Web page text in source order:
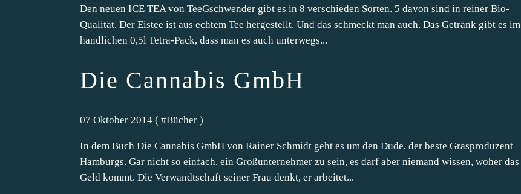
Den neuen ICE TEA von TeeGschwender gibt es in 8 verschieden Sorten. 5 davon sind in reiner Bio-
Qualität. Der Eistee ist aus echtem Tee hergestellt. Und das schmeckt man auch. Das Getränk gibt es im
handlichen 0,5l Tetra-Pack, dass man es auch unterwegs...
Die Cannabis GmbH
07 Oktober 2014 ( #Bücher )
In dem Buch Die Cannabis GmbH von Rainer Schmidt geht es um den Dude, der beste Grasproduzent
Hamburgs. Gar nicht so einfach, ein Großunternehmer zu sein, es darf aber niemand wissen, woher das
Geld kommt. Die Verwandtschaft seiner Frau denkt, er arbeitet...